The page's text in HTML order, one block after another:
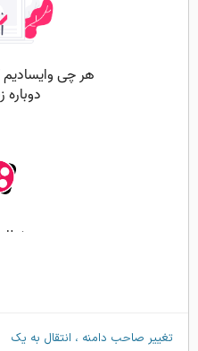
ناوبری نوشته
تغییر صاحب دامنه ، انتقال به یک